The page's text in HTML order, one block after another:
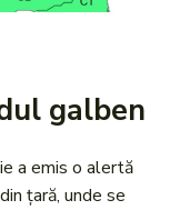
galben
a emis o alertă
țară, unde se